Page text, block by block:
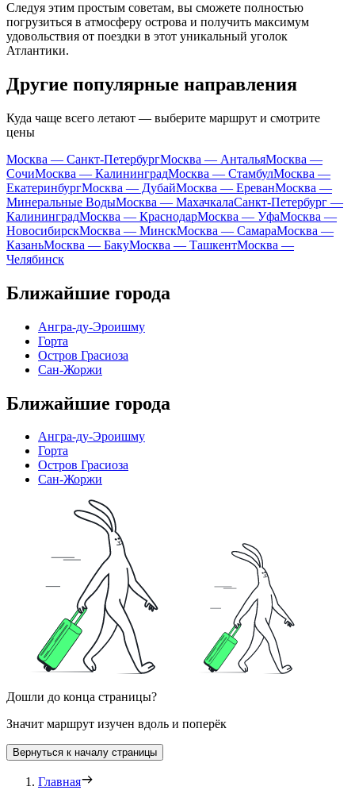
Следуя этим простым советам, вы сможете полностью
погрузиться в атмосферу острова и получить максимум
удовольствия от поездки в этот уникальный уголок
Атлантики.
Другие популярные направления
Куда чаще всего летают — выберите маршрут и смотрите
цены
Москва — Санкт-ПетербургМосква — АнтальяМосква —
СочиМосква — КалининградМосква — СтамбулМосква —
ЕкатеринбургМосква — ДубайМосква — ЕреванМосква —
Минеральные ВодыМосква — МахачкалаСанкт-Петербург —
КалининградМосква — КраснодарМосква — УфаМосква —
НовосибирскМосква — МинскМосква — СамараМосква —
КазаньМосква — БакуМосква — ТашкентМосква —
Челябинск
Ближайшие города
Ангра-ду-Эроишму
Горта
Остров Грасиоза
Сан-Жоржи
Ближайшие города
Ангра-ду-Эроишму
Горта
Остров Грасиоза
Сан-Жоржи
Дошли до конца страницы?
Значит маршрут изучен вдоль и поперёк
Вернуться к началу страницы
Главная